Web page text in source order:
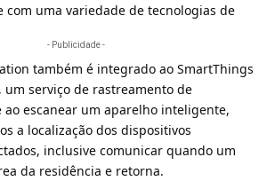
com uma variedade de tecnologias de
- Publicidade -
também é integrado ao SmartThings
, um serviço de rastreamento de
ao escanear um aparelho inteligente,
a localização dos dispositivos
inclusive comunicar quando um
da residência e retorna.